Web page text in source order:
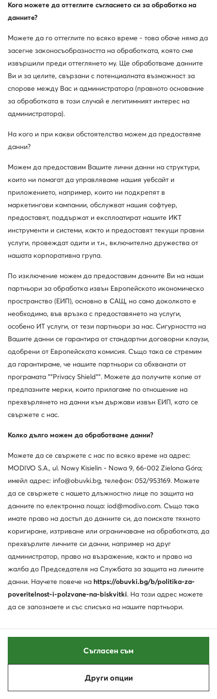
Nine West
59,99
Nine West
Редовна цена69,99 €-47%
Най-ниска цена 43,99 € -15%
Актуална цена
Редовна цена69,99 €-47%
Най-ниска цена40,99 €-9%
Редовна цена69,99 €-48%
още 10% Код: SUMMER
weCare
Промоция
Eva Minge
Актуална цена
€
Най-ниска цена 56,99 €-10%
Нови
59,99€
Нови
Обувки на ток · Черен · 7.5 cm
-16%
Обувки на ток · Черен · 11.5 cm
Редовна цена
Най-ниска цена402,99 €-16%
Кога можете да оттеглите съгласието си за обработка на
данните?
Можете да го оттеглите по всяко време - това обаче няма да
засегне законосъобразността на обработката, която сме
извършили преди оттеглянето му. Ще обработваме данните
Ви и за целите, свързани с потенциалната възможност за
спорове между Вас и администратора (правното основание
за обработката в този случай е легитимният интерес на
администратора).
На кого и при какви обстоятелства можем да предоствяме
данни?
Можем да предоставим Вашите лични данни на структури,
които ни помагат да управляваме нашия уебсайт и
приложението, например, които ни подкрепят в
маркетингови кампании, обслужват нашия софтуер,
предоставят, поддържат и експлоатират нашите ИКТ
инструменти и системи, както и предоставят текущи правни
услуги, провеждат одити и т.н., включително дружества от
нашата корпоративна група.
По изключение можем да предоставим данните Ви на наши
партньори за обработка извън Европейското икономическо
пространство (ЕИП), основно в САЩ, но само доколкото е
необходимо, във връзка с предоставянето на услуги,
особено ИТ услуги, от тези партньори за нас. Сигурността на
Вашите данни се гарантира от стандартни договорни клаузи,
одобрени от Европейската комисия. Също така се стремим
да гарантираме, че нашите партньори са обхванати от
програмата ""Privacy Shield"". Можете да получите копие от
предпазните мерки, които прилагаме по отношение на
прехвърлянето на данни към държави извън ЕИП, като се
свържете с нас.
Колко дълго можем да обработваме данни?
Можете да се свържете с нас по всяко време на адрес:
MODIVO S.A., ul. Nowy Kisielin - Nowa 9, 66-002 Zielona Góra;
имейл адрес: info@obuvki.bg, телефон: 052/953169. Можете
да се свържете с нашето длъжностно лице по защита на
данните по електронна поща: iod@modivo.com. Също така
имате право на достъп до данните си, да поискате тяхното
коригиране, изтриване или ограничаване на обработката, да
прехвърлите личните си данни, например на друг
администратор, право на възражение, както и право на
жалба до Председателя на Службата за защита на личните
данни. Научете повече на https://obuvki.bg/b/politika-za-
poveritelnost-i-polzvane-na-biskvitki. На този адрес можете
да се запознаете и със списъка на нашите партньори.
Други опции
Съгласен съм